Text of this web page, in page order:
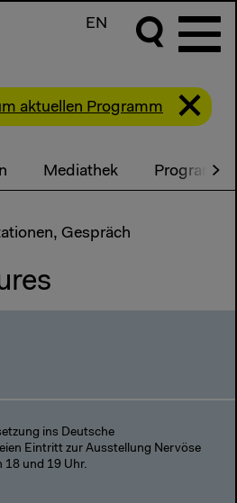
EN
aktuellen Programm
Mediathek Programm
Gespräch
ins Deutsche
Eintritt zur Ausstellung Nervöse
18 und 19 Uhr.